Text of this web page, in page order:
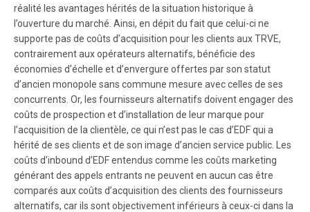
réalité les avantages hérités de la situation historique à
l’ouverture du marché. Ainsi, en dépit du fait que celui-ci ne
supporte pas de coûts d’acquisition pour les clients aux TRVE,
contrairement aux opérateurs alternatifs, bénéficie des
économies d’échelle et d’envergure offertes par son statut
d’ancien monopole sans commune mesure avec celles de ses
concurrents. Or, les fournisseurs alternatifs doivent engager des
coûts de prospection et d’installation de leur marque pour
l’acquisition de la clientèle, ce qui n’est pas le cas d’EDF qui a
hérité de ses clients et de son image d’ancien service public. Les
coûts d’inbound d’EDF entendus comme les coûts marketing
générant des appels entrants ne peuvent en aucun cas être
comparés aux coûts d’acquisition des clients des fournisseurs
alternatifs, car ils sont objectivement inférieurs à ceux-ci dans la